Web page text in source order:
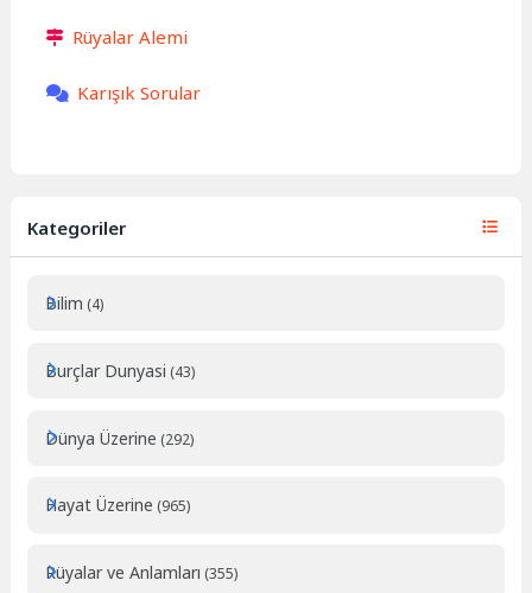
Rüyalar Alemi
Karışık Sorular
Kategoriler
Bilim (4)
Burçlar Dunyasi (43)
Dünya Üzerine (292)
Hayat Üzerine (965)
Rüyalar ve Anlamları (355)